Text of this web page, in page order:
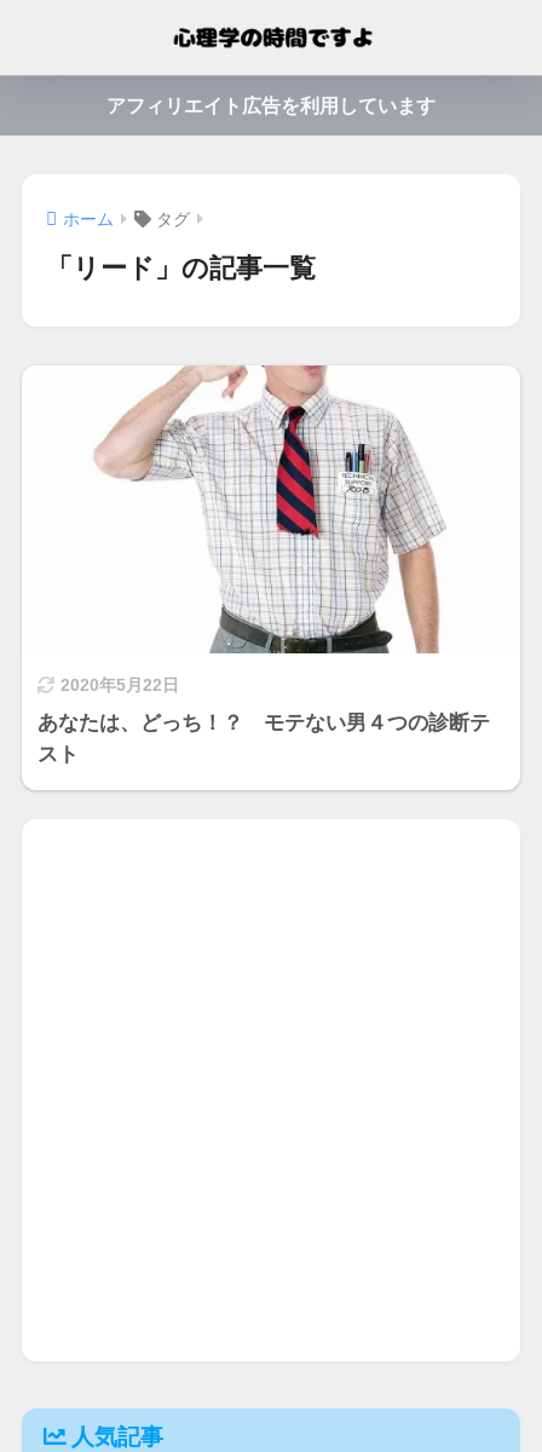
アフィリエイト広告を利用しています
ホーム タグ
「リード」の記事一覧
2020年5月22日
あなたは、どっち！？ モテない男４つの診断テ
スト
人気記事